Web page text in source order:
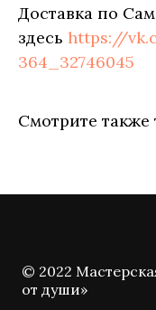
Доставка по
здесь https://
364_32746045
Смотрите также
© 2022
от души»